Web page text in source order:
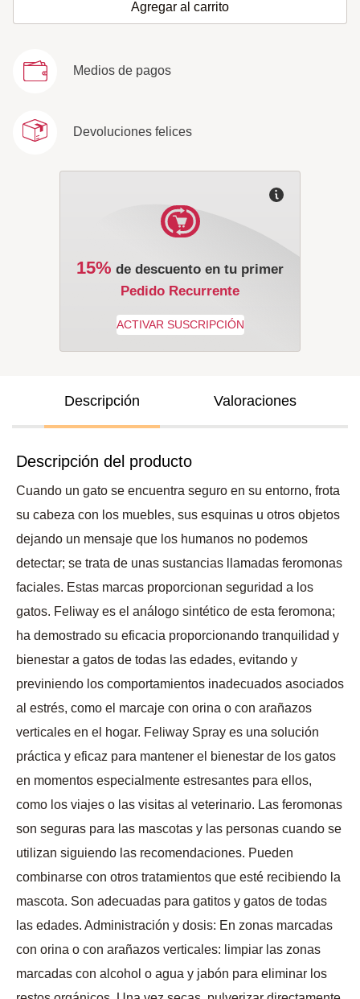
Agregar al carrito
Medios de pagos
Devoluciones felices
15% de descuento en tu primer
Pedido Recurrente
Descripción Valoraciones
Descripción del producto
Cuando un gato se encuentra seguro en su entorno, frota
su cabeza con los muebles, sus esquinas u otros objetos
dejando un mensaje que los humanos no podemos
detectar; se trata de unas sustancias llamadas feromonas
faciales. Estas marcas proporcionan seguridad a los
gatos. Feliway es el análogo sintético de esta feromona;
ha demostrado su eficacia proporcionando tranquilidad y
bienestar a gatos de todas las edades, evitando y
previniendo los comportamientos inadecuados asociados
al estrés, como el marcaje con orina o con arañazos
verticales en el hogar. Feliway Spray es una solución
práctica y eficaz para mantener el bienestar de los gatos
en momentos especialmente estresantes para ellos,
como los viajes o las visitas al veterinario. Las feromonas
son seguras para las mascotas y las personas cuando se
utilizan siguiendo las recomendaciones. Pueden
combinarse con otros tratamientos que esté recibiendo la
mascota. Son adecuadas para gatitos y gatos de todas
las edades. Administración y dosis: En zonas marcadas
con orina o con arañazos verticales: limpiar las zonas
marcadas con alcohol o agua y jabón para eliminar los